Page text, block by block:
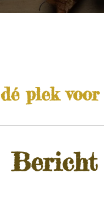
dé plek
Bericht